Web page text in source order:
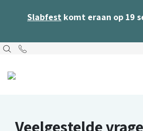
Slabfestkomt eraan op 19
Veelgestelde